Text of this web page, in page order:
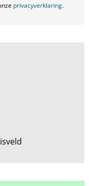
privacyverklaring.